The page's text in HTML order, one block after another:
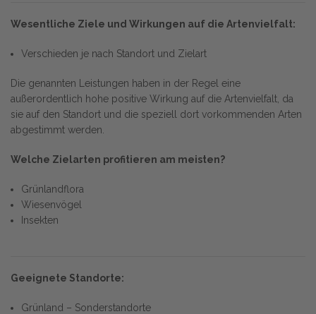
Wesentliche Ziele und Wirkungen auf die Artenvielfalt:
Verschieden je nach Standort und Zielart
Die genannten Leistungen haben in der Regel eine
außerordentlich hohe positive Wirkung auf die Artenvielfalt, da
sie auf den Standort und die speziell dort vorkommenden Arten
abgestimmt werden.
Welche Zielarten profitieren am meisten?
Grünlandflora
Wiesenvögel
Insekten
Geeignete Standorte:
Grünland – Sonderstandorte